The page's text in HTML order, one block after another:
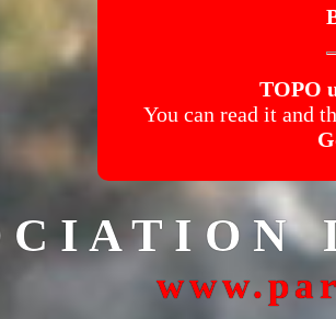
TOPO
You can read it and
C I A T I O N